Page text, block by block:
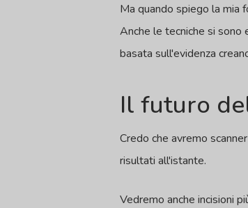
Ma quando spiego la mia
Anche le tecniche si sono
basata sull'evidenza
Il futuro
Credo che avremo
risultati all'istante.
Vedremo anche incisioni